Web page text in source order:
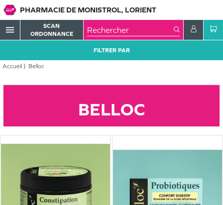
PHARMACIE DE MONISTROL, LORIENT
menu
SCAN
ORDONNANCE
Accueil Belloc
FILTRER PAR
BELLOC